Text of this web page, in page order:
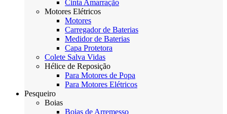
Cinta Amarração
Motores Elétricos
Motores
Carregador de Baterias
Medidor de Baterias
Capa Protetora
Colete Salva Vidas
Hélice de Reposição
Para Motores de Popa
Para Motores Elétricos
Pesqueiro
Boias
Boias de Arremesso